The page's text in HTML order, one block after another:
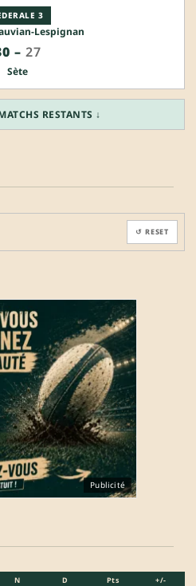
3
Lespignan
– 27
Sète
RESTANTS ↓
↺ RESET
Publicité
N D Pts +/-